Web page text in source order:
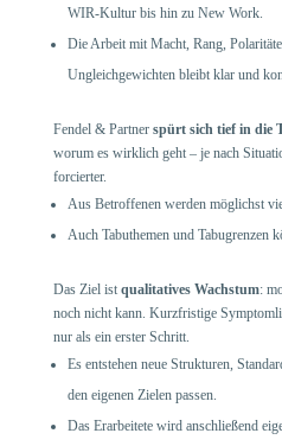
WIR-Kultur bis hin zu New Work.
Die Arbeit mit Macht, Rang,
Ungleichgewichten bleibt klar und
Fendel & Partner spürt sich tief in die
worum es wirklich geht – je nach
forcierter.
Aus Betroffenen werden möglichst
Auch Tabuthemen und Tabugrenzen
Das Ziel ist qualitatives Wachstum:
noch nicht kann. Kurzfristige
nur als ein erster Schritt.
Es entstehen neue Strukturen,
den eigenen Zielen passen.
Das Erarbeitete wird anschließend